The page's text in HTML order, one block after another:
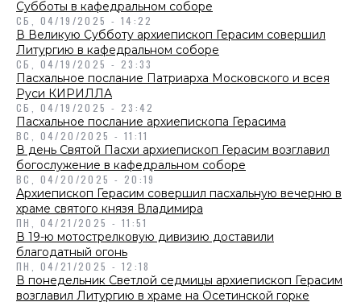
Субботы в кафедральном соборе
СБ, 04/19/2025 - 14:22
В Великую Субботу архиепископ Герасим совершил
Литургию в кафедральном соборе
СБ, 04/19/2025 - 23:33
Пасхальное послание Патриарха Московского и всея
Руси КИРИЛЛА
СБ, 04/19/2025 - 23:42
Пасхальное послание архиепископа Герасима
ВС, 04/20/2025 - 11:11
В день Святой Пасхи архиепископ Герасим возглавил
богослужение в кафедральном соборе
ВС, 04/20/2025 - 20:19
Архиепископ Герасим совершил пасхальную вечерню в
храме святого князя Владимира
ПН, 04/21/2025 - 11:51
В 19-ю мотострелковую дивизию доставили
благодатный огонь
ПН, 04/21/2025 - 12:18
В понедельник Светлой седмицы архиепископ Герасим
возглавил Литургию в храме на Осетинской горке